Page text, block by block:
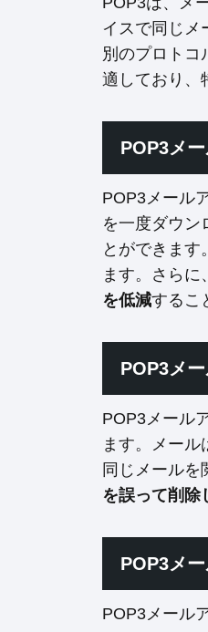
イスで同じメ
別のプロトコ
適しており、
POP3メ
POP3メール
を一度ダウン
とができます
ます。さらに
を低減するこ
POP3メ
POP3メール
ます。メー
同じメールを
を誤って削除
POP3メ
POP3メール